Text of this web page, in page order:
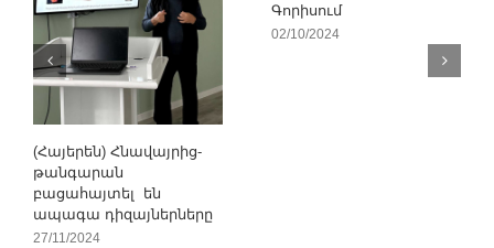
(Հայերեն) Հնավայրից-
թանգարան
բացահայտել են
ապագա դիզայներները
27/11/2024
Գորիսում
02/10/2024